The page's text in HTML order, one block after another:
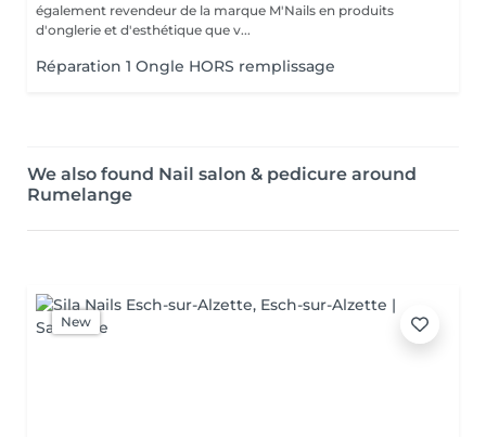
également revendeur de la marque M'Nails en produits
d'onglerie et d'esthétique que v...
Réparation 1 Ongle HORS remplissage
We also found Nail salon & pedicure around
Rumelange
New